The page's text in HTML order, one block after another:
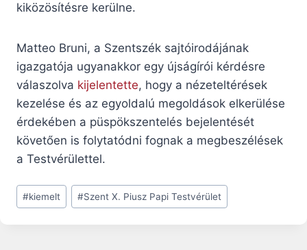
kiközösítésre kerülne.
Matteo Bruni, a Szentszék sajtóirodájának
igazgatója ugyanakkor egy újságírói kérdésre
válaszolva kijelentette, hogy a nézeteltérések
kezelése és az egyoldalú megoldások elkerülése
érdekében a püspökszentelés bejelentését
követően is folytatódni fognak a megbeszélések
a Testvérülettel.
Post
Tags:
#kiemelt #Szent X. Piusz Papi Testvérület